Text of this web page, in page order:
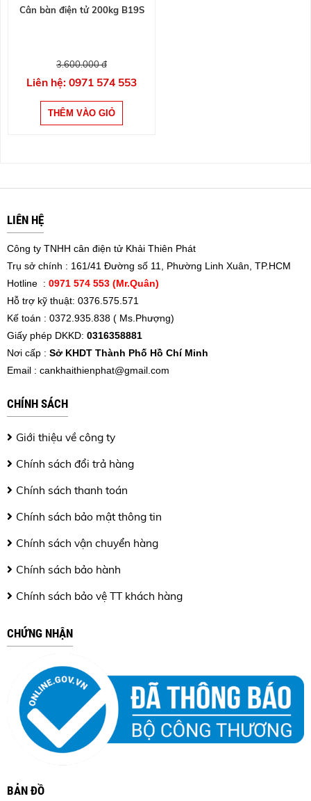
Cân bàn điện tử 200kg B19S
3.600.000 đ
Liên hệ: 0971 574 553
LIÊN HỆ
Công ty TNHH cân điện tử Khải Thiên Phát
Trụ sở chính : 161/41 Đường số 11, Phường Linh Xuân, TP.HCM
Hotline : 0971 574 553 (Mr.Quân)
Hỗ trợ kỹ thuật: 0376.575.571
Kế toán : 0372.935.838 ( Ms.Phượng)
Giấy phép DKKD: 0316358881
Nơi cấp : Sở KHDT Thành Phố Hồ Chí Minh
Email : cankhaithienphat@gmail.com
CHÍNH SÁCH
Giới thiệu về công ty
Chính sách đổi trả hàng
Chính sách thanh toán
Chính sách bảo mật thông tin
Chính sách vận chuyển hàng
Chính sách bảo hành
Chính sách bảo vệ TT khách hàng
CHỨNG NHẬN
BẢN ĐỒ